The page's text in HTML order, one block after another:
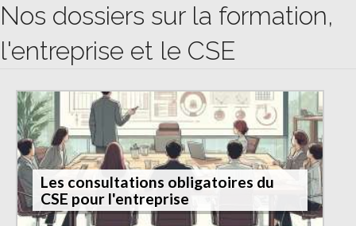
Nos dossiers sur la formation,
l'entreprise et le CSE
Les consultations obligatoires du
CSE pour l'entreprise